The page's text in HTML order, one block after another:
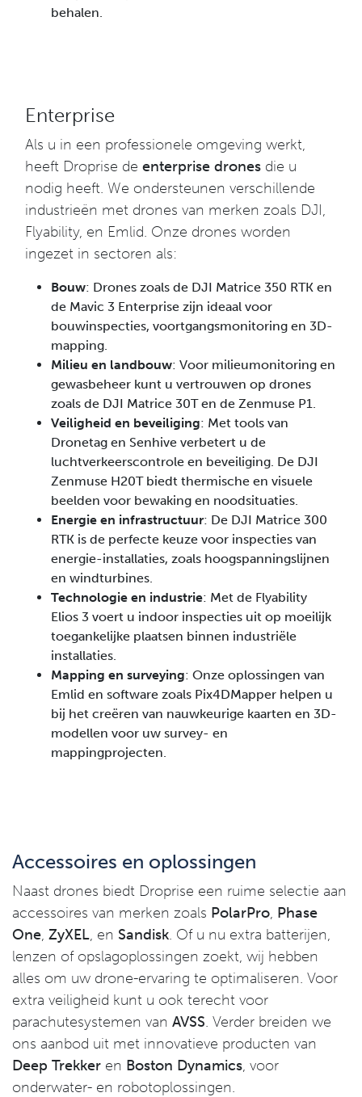
behalen.
Enterprise
Als u in een professionele omgeving werkt,
heeft Droprise de enterprise drones die u
nodig heeft. We ondersteunen verschillende
industrieën met drones van merken zoals DJI,
Flyability, en Emlid. Onze drones worden
ingezet in sectoren als:
Bouw: Drones zoals de DJI Matrice 350 RTK en
de Mavic 3 Enterprise zijn ideaal voor
bouwinspecties, voortgangsmonitoring en 3D-
mapping.
Milieu en landbouw: Voor milieumonitoring en
gewasbeheer kunt u vertrouwen op drones
zoals de DJI Matrice 30T en de Zenmuse P1.
Veiligheid en beveiliging: Met tools van
Dronetag en Senhive verbetert u de
luchtverkeerscontrole en beveiliging. De DJI
Zenmuse H20T biedt thermische en visuele
beelden voor bewaking en noodsituaties.
Energie en infrastructuur: De DJI Matrice 300
RTK is de perfecte keuze voor inspecties van
energie-installaties, zoals hoogspanningslijnen
en windturbines.
Technologie en industrie: Met de Flyability
Elios 3 voert u indoor inspecties uit op moeilijk
toegankelijke plaatsen binnen industriële
installaties.
Mapping en surveying: Onze oplossingen van
Emlid en software zoals Pix4DMapper helpen u
bij het creëren van nauwkeurige kaarten en 3D-
modellen voor uw survey- en
mappingprojecten.
Accessoires en oplossingen
Naast drones biedt Droprise een ruime selectie aan
accessoires van merken zoals PolarPro, Phase
One, ZyXEL, en Sandisk. Of u nu extra batterijen,
lenzen of opslagoplossingen zoekt, wij hebben
alles om uw drone-ervaring te optimaliseren. Voor
extra veiligheid kunt u ook terecht voor
parachutesystemen van AVSS. Verder breiden we
ons aanbod uit met innovatieve producten van
Deep Trekker en Boston Dynamics, voor
onderwater- en robotoplossingen.